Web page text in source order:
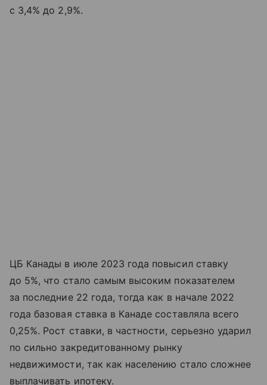
с 3,4% до 2,9%.
ЦБ Канады в июле 2023 года повысил ставку
до 5%, что стало самым высоким показателем
за последние 22 года, тогда как в начале 2022
года базовая ставка в Канаде составляла всего
0,25%. Рост ставки, в частности, серьезно ударил
по сильно закредитованному рынку
недвижимости, так как населению стало сложнее
выплачивать ипотеку.